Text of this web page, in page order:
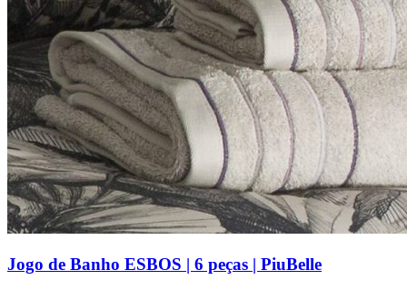
Jogo de Banho ESBOS | 6 peças | PiuBelle